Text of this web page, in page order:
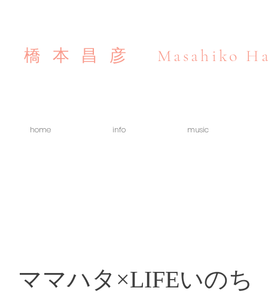
橋本昌彦 Masahiko
home info music
ママハタ×LIFEいのち